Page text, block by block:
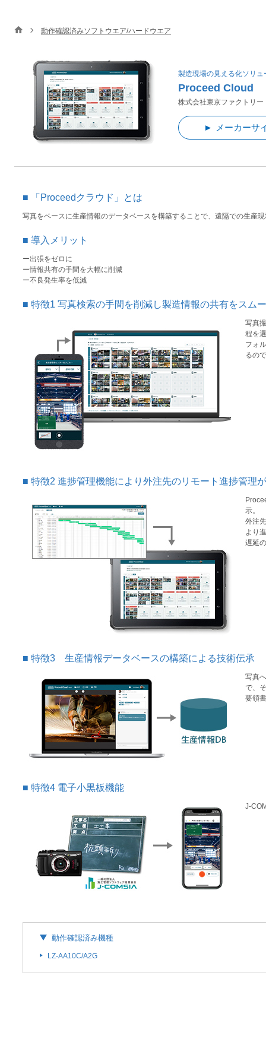
動作確認済みソフトウエア/ハードウエア
製造現場の見える化ソリュ
Proceed Cloud
株式会社東京ファクトリー
メーカーサ
「Proceedクラウド」とは
写真をベースに生産情報のデータベースを構築することで、遠隔での生産
導入メリット
ー出張をゼロに
ー情報共有の手間を大幅に削減
ー不良発生率を低減
特徴1 写真検索の手間を削減し製造情報の共有をスム
写真
程を
フォ
るの
特徴2 進捗管理機能により外注先のリモート進捗管理
示。
外注
より
遅延
特徴3 生産情報データベースの構築による技術伝承
写真
で、
要領
特徴4 電子小黒板機能
J-
動作確認済み機種
LZ-AA10C/A2G